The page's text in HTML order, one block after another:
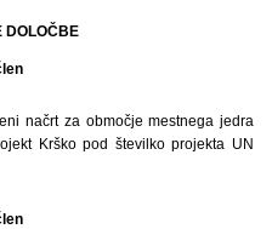
DOLOČBE
načrt za območje mestnega jedra
Krško pod številko projekta UN